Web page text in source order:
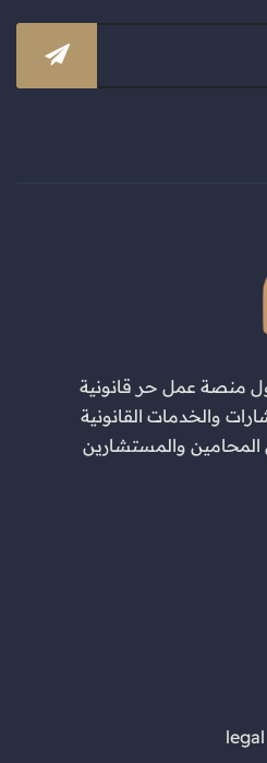
منصة عمل حر قانونية
والخدمات القانونية
المحامين والمستشارين